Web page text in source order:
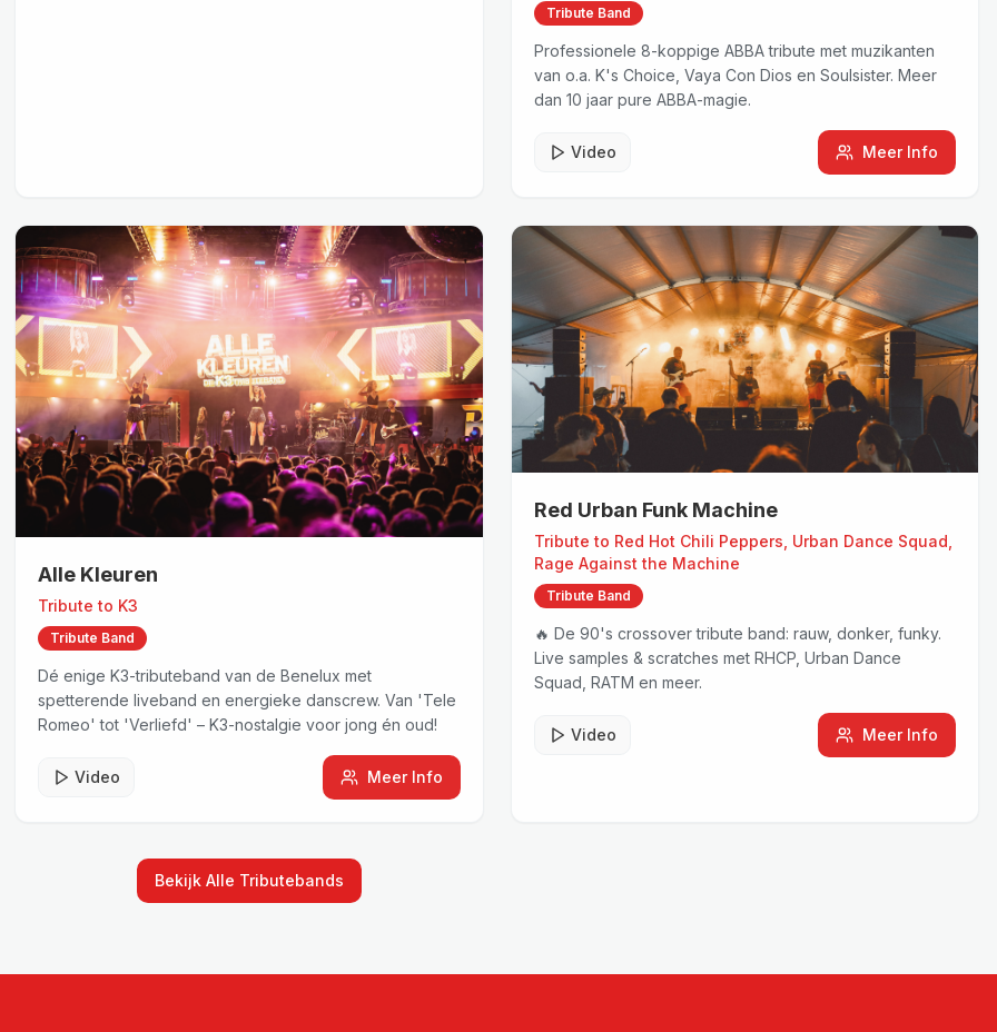
Tribute Band
Professionele 8-koppige ABBA tribute met muzikanten
van o.a. K's Choice, Vaya Con Dios en Soulsister. Meer
dan 10 jaar pure ABBA-magie.
Video Meer Info
Alle Kleuren
Tribute to K3
Tribute Band
Dé enige K3-tributeband van de Benelux met
spetterende liveband en energieke danscrew. Van 'Tele
Romeo' tot 'Verliefd' – K3-nostalgie voor jong én oud!
Video Meer Info
Red Urban Funk Machine
Tribute to Red Hot Chili Peppers, Urban Dance Squad,
Rage Against the Machine
Tribute Band
🔥 De 90's crossover tribute band: rauw, donker, funky.
Live samples & scratches met RHCP, Urban Dance
Squad, RATM en meer.
Video Meer Info
Bekijk Alle Tributebands